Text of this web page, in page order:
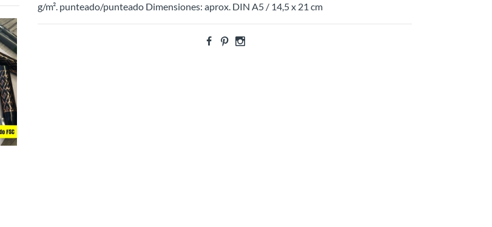
g/m². punteado/punteado Dimensiones: aprox. DIN A5 / 14,5 x 21 cm